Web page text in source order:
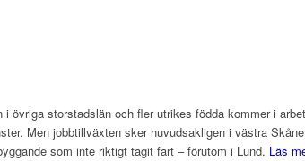
storstadslän och fler utrikes födda kommer i
Men jobbtillväxten sker huvudsakligen i västra
som inte riktigt tagit fart – förutom i Lund. Läs